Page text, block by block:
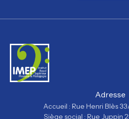
Adresse
Accueil : Rue Henri Blès
Siège social : Rue Juppin